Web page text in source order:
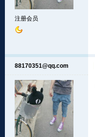
注册会员
88170351@qq.com